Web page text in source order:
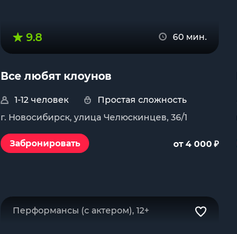
9.8 60 мин.
Все любят клоунов
1-12 человек
Простая сложность
г. Новосибирск, улица Челюскинцев, 36/1
Забронировать от 4 000 ₽
Перформансы (с актером), 12+